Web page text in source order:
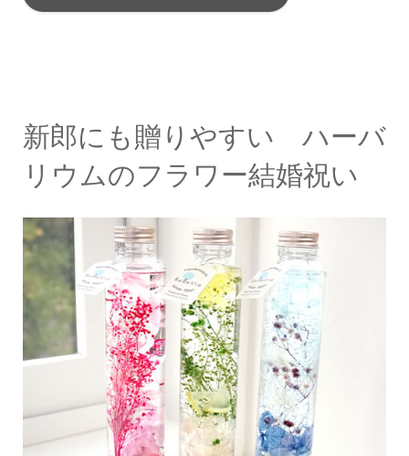
新郎にも贈りやすい ハーバ
リウムのフラワー結婚祝い